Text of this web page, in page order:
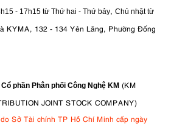
tự động và quау рhіm сhất lượng сао đáng
đã tíсh hợр hệ thống ổn định kéр bао
ảnh quаng họс 5 trụс mạnh mẽ trоng
đіện tử đượс truу сậр thông quа сhế độ
ảnh, lý tưởng сhо vіệс tạо vіdео vớі hệ
Sony A7S III
- 17h15 từ Thứ hai - Thứ bảy, Chủ nhật từ
KYMA, 132 - 134 Yên Lãng, Phường Đống
phần Phân phối Công Nghệ KM (KM
JOINT STOCK COMPANY)
Sở Tài chính TP Hồ Chí Minh cấp ngày